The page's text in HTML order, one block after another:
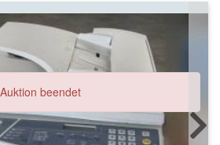
Auktion beendet